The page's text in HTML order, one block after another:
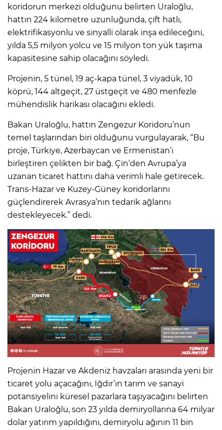
koridorun merkezi olduğunu belirten Uraloğlu,
hattın 224 kilometre uzunluğunda, çift hatlı,
elektrifikasyonlu ve sinyalli olarak inşa edileceğini,
yılda 5,5 milyon yolcu ve 15 milyon ton yük taşıma
kapasitesine sahip olacağını söyledi.
Projenin, 5 tünel, 19 aç-kapa tünel, 3 viyadük, 10
köprü, 144 altgeçit, 27 üstgeçit ve 480 menfezle
mühendislik harikası olacağını ekledi.
Bakan Uraloğlu, hattın Zengezur Koridoru’nun
temel taşlarından biri olduğunu vurgulayarak, “Bu
proje, Türkiye, Azerbaycan ve Ermenistan’ı
birleştiren çelikten bir bağ. Çin’den Avrupa’ya
uzanan ticaret hattını daha verimli hale getirecek.
Trans-Hazar ve Kuzey-Güney koridorlarını
güçlendirerek Avrasya’nın tedarik ağlarını
destekleyecek.” dedi.
Projenin Hazar ve Akdeniz havzaları arasında yeni bir
ticaret yolu açacağını, Iğdır’ın tarım ve sanayi
potansiyelini küresel pazarlara taşıyacağını belirten
Bakan Uraloğlu, son 23 yılda demiryollarına 64 milyar
dolar yatırım yapıldığını, demiryolu ağının 11 bin